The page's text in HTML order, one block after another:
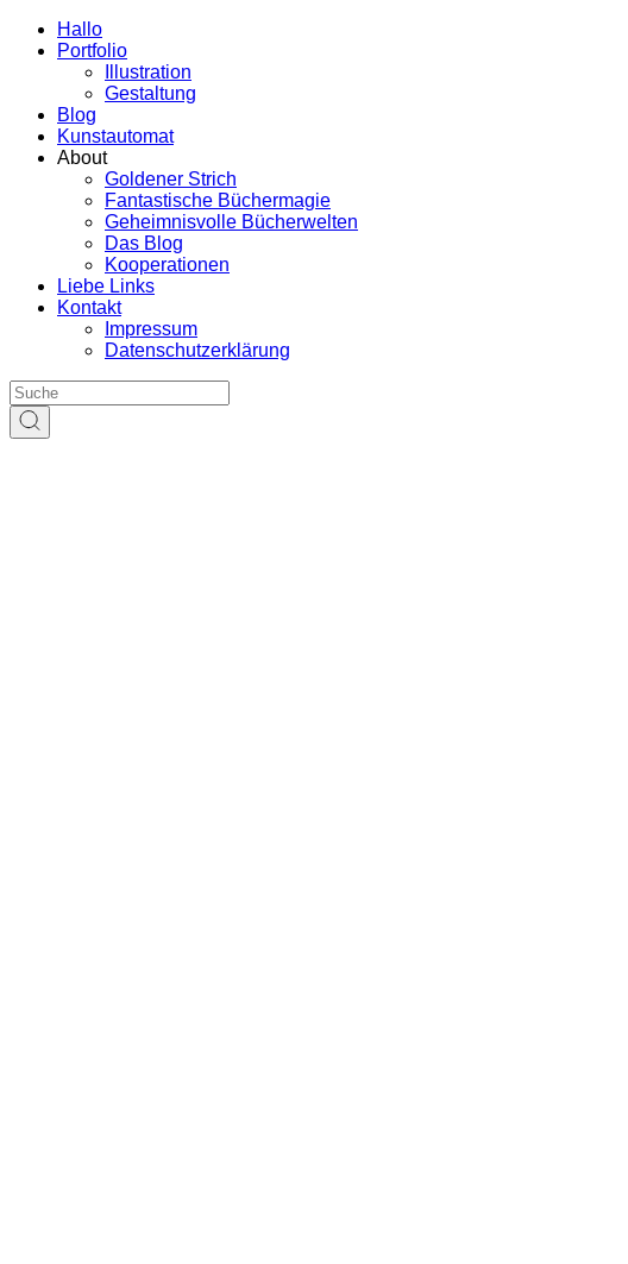
Hallo
Portfolio
Illustration
Gestaltung
Blog
Kunstautomat
About
Goldener Strich
Fantastische Büchermagie
Geheimnisvolle Bücherwelten
Das Blog
Kooperationen
Liebe Links
Kontakt
Impressum
Datenschutzerklärung